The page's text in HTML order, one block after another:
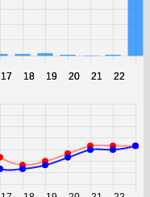
17 18 19 20 21 22
17 18 19 20 21 22